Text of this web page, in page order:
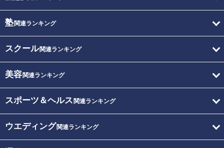
塾関連ランキング
スクール関連ランキング
美容関連ランキング
スポーツ＆ヘルス 関連ランキング
ウエディング関連ランキング